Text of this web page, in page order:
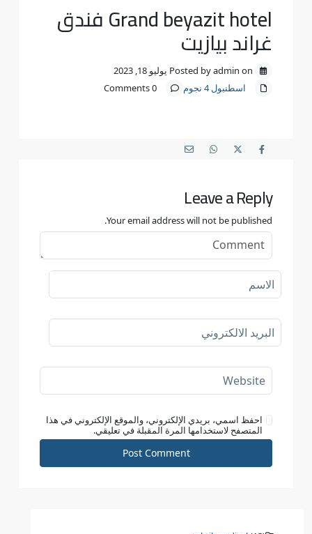
Grand beyazit hotel فندق
غراند بيازيت
اسطنبول 4 نجوم
Leave a Reply
Your email address will not be published.
احفظ اسمي، بريدي الإلكتروني، والموقع الإلكتروني في هذا
المتصفح لاستخدامها المرة المقبلة في تعليقي.